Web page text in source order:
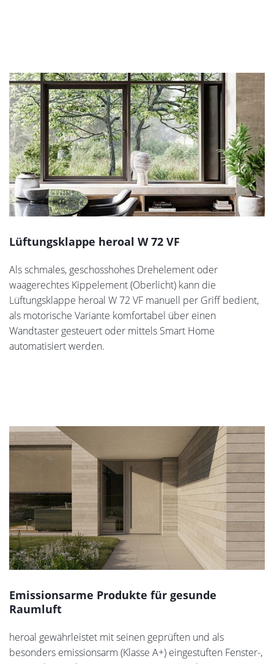
Lüftungsklappe heroal W 72 VF
Als schmales, geschosshohes Drehelement oder
waagerechtes Kippelement (Oberlicht) kann die
Lüftungsklappe heroal W 72 VF manuell per Griff bedient,
als motorische Variante komfortabel über einen
Wandtaster gesteuert oder mittels Smart Home
automatisiert werden.
Emissionsarme Produkte für gesunde
Raumluft
heroal gewährleistet mit seinen geprüften und als
besonders emissionsarm (Klasse A+) eingestuften Fenster-,